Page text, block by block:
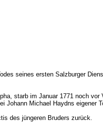
seines ersten Salzburger
starb im Januar 1771 noch
Johann Michael Haydns eigener
des jüngeren Bruders zurück.